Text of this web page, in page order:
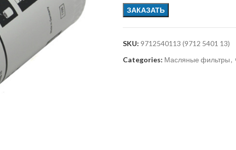
ЗАКАЗАТЬ
SKU: 9712540113 (9712 5401 13)
Categories: Масляные фильтры,